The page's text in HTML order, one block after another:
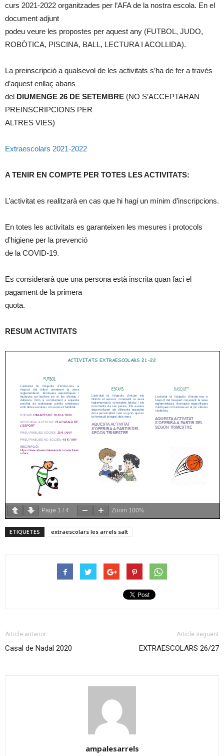
curs 2021-2022 organitzades per l’AFA de la nostra escola. En el
document adjunt
podeu veure les propostes per aquest any (FUTBOL, JUDO,
ROBÒTICA, PISCINA, BALL, LECTURA I ACOLLIDA).
La preinscripció a qualsevol de les activitats s’ha de fer a través
d’aquest enllaç abans
del DIUMENGE 26 DE SETEMBRE (NO S’ACCEPTARAN
PREINSCRIPCIONS PER
ALTRES VIES)
Extraescolars 2021-2022
A TENIR EN COMPTE PER TOTES LES ACTIVITATS:
L’activitat es realitzarà en cas que hi hagi un mínim d’inscripcions.
En totes les activitats es garanteixen les mesures i protocols
d’higiene per la prevenció
de la COVID-19.
Es considerarà que una persona està inscrita quan faci el
pagament de la primera
quota.
RESUM ACTIVITATS
Page 1 / 4 Zoom 100%
ETIQUETES extraescolars les arrels salt
Article anterior
Casal de Nadal 2020
Article següent
EXTRAESCOLARS 26/27
ampalesarrels